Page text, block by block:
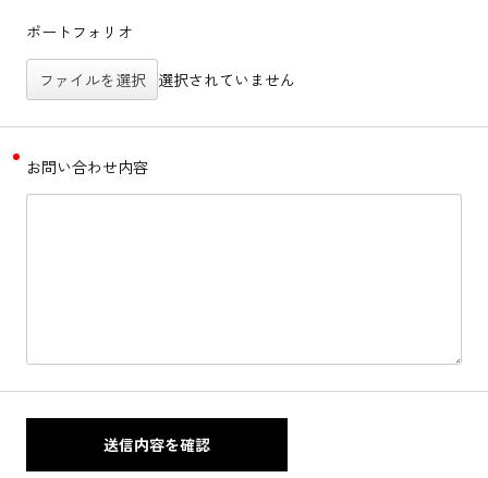
ポートフォリオ
ファイルを選択 選択されていません
お問い合わせ内容
送信内容を確認